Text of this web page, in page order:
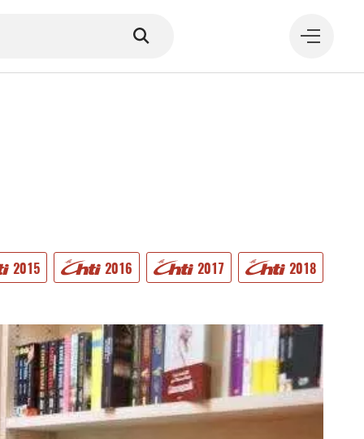
2015 2016 2017 2018